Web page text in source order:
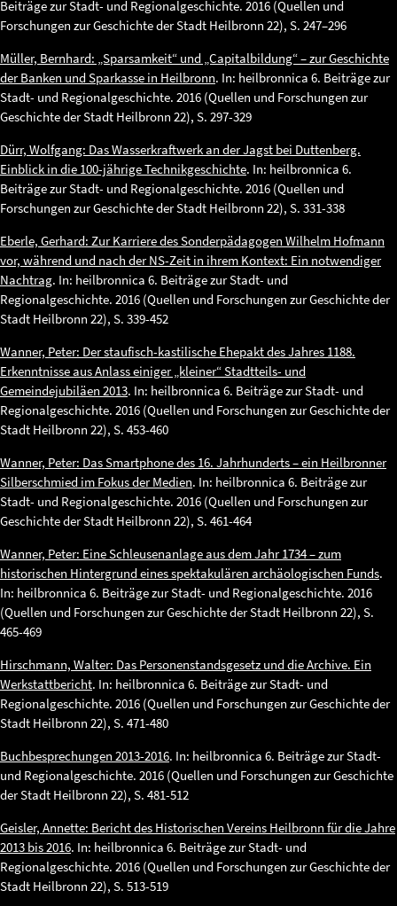
Beiträge zur Stadt- und Regionalgeschichte. 2016 (Quellen und
Forschungen zur Geschichte der Stadt Heilbronn 22), S. 247–296
Müller, Bernhard: „Sparsamkeit“ und „Capitalbildung“ – zur Geschichte
der Banken und Sparkasse in Heilbronn. In: heilbronnica 6. Beiträge zur
Stadt- und Regionalgeschichte. 2016 (Quellen und Forschungen zur
Geschichte der Stadt Heilbronn 22), S. 297-329
Dürr, Wolfgang: Das Wasserkraftwerk an der Jagst bei Duttenberg.
Einblick in die 100-jährige Technikgeschichte. In: heilbronnica 6.
Beiträge zur Stadt- und Regionalgeschichte. 2016 (Quellen und
Forschungen zur Geschichte der Stadt Heilbronn 22), S. 331-338
Eberle, Gerhard: Zur Karriere des Sonderpädagogen Wilhelm Hofmann
vor, während und nach der NS-Zeit in ihrem Kontext: Ein notwendiger
Nachtrag. In: heilbronnica 6. Beiträge zur Stadt- und
Regionalgeschichte. 2016 (Quellen und Forschungen zur Geschichte der
Stadt Heilbronn 22), S. 339-452
Wanner, Peter: Der staufisch-kastilische Ehepakt des Jahres 1188.
Erkenntnisse aus Anlass einiger „kleiner“ Stadtteils- und
Gemeindejubiläen 2013. In: heilbronnica 6. Beiträge zur Stadt- und
Regionalgeschichte. 2016 (Quellen und Forschungen zur Geschichte der
Stadt Heilbronn 22), S. 453-460
Wanner, Peter: Das Smartphone des 16. Jahrhunderts – ein Heilbronner
Silberschmied im Fokus der Medien. In: heilbronnica 6. Beiträge zur
Stadt- und Regionalgeschichte. 2016 (Quellen und Forschungen zur
Geschichte der Stadt Heilbronn 22), S. 461-464
Wanner, Peter: Eine Schleusenanlage aus dem Jahr 1734 – zum
historischen Hintergrund eines spektakulären archäologischen Funds.
In: heilbronnica 6. Beiträge zur Stadt- und Regionalgeschichte. 2016
(Quellen und Forschungen zur Geschichte der Stadt Heilbronn 22), S.
465-469
Hirschmann, Walter: Das Personenstandsgesetz und die Archive. Ein
Werkstattbericht. In: heilbronnica 6. Beiträge zur Stadt- und
Regionalgeschichte. 2016 (Quellen und Forschungen zur Geschichte der
Stadt Heilbronn 22), S. 471-480
Buchbesprechungen 2013-2016. In: heilbronnica 6. Beiträge zur Stadt-
und Regionalgeschichte. 2016 (Quellen und Forschungen zur Geschichte
der Stadt Heilbronn 22), S. 481-512
Geisler, Annette: Bericht des Historischen Vereins Heilbronn für die Jahre
2013 bis 2016. In: heilbronnica 6. Beiträge zur Stadt- und
Regionalgeschichte. 2016 (Quellen und Forschungen zur Geschichte der
Stadt Heilbronn 22), S. 513-519